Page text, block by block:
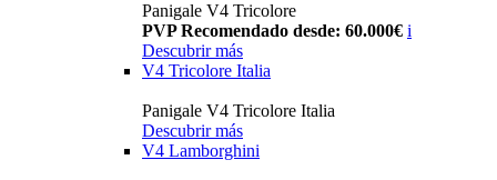
Panigale V4 Tricolore
PVP Recomendado desde: 60.000€ i
Descubrir más
V4 Tricolore Italia
Panigale V4 Tricolore Italia
Descubrir más
V4 Lamborghini